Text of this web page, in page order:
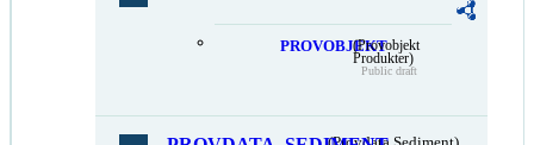
PROVOBJEKT(Provobjekt
Produkter)
Public draft